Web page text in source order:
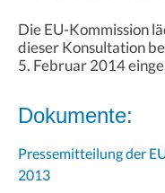
Die EU-Kommission
dieser Konsultation
5. Februar 2014
Dokumente:
Pressemitteilung der
2013